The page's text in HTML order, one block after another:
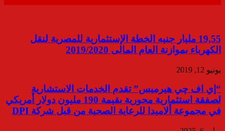
19,55 مليار جنيه الخطة الإستثمارية للمصرية لنقل
الكهرباء بموازنة العام المالى 2019/2020
يونيو 12, 2019
“إي اف چي هيرميس” تقدم الخدمات الاستشارية
لصفقة استثمارية محورية بقيمة 190 مليون دولار أمريكي
في مجموعة ألاميدا للرعاية الصحية من قبل شركة DPI